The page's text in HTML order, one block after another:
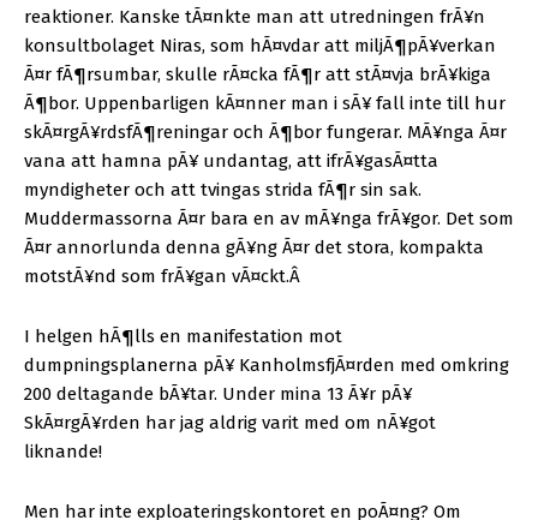
reaktioner. Kanske tÃ¤nkte man att utredningen frÃ¥n
konsultbolaget Niras, som hÃ¤vdar att miljÃ¶pÃ¥verkan
Ã¤r fÃ¶rsumbar, skulle rÃ¤cka fÃ¶r att stÃ¤vja brÃ¥kiga
Ã¶bor. Uppenbarligen kÃ¤nner man i sÃ¥ fall inte till hur
skÃ¤rgÃ¥rdsfÃ¶reningar och Ã¶bor fungerar. MÃ¥nga Ã¤r
vana att hamna pÃ¥ undantag, att ifrÃ¥gasÃ¤tta
myndigheter och att tvingas strida fÃ¶r sin sak.
Muddermassorna Ã¤r bara en av mÃ¥nga frÃ¥gor. Det som
Ã¤r annorlunda denna gÃ¥ng Ã¤r det stora, kompakta
motstÃ¥nd som frÃ¥gan vÃ¤ckt.Â
I helgen hÃ¶lls en manifestation mot
dumpningsplanerna pÃ¥ KanholmsfjÃ¤rden med omkring
200 deltagande bÃ¥tar. Under mina 13 Ã¥r pÃ¥
SkÃ¤rgÃ¥rden har jag aldrig varit med om nÃ¥got
liknande!
Men har inte exploateringskontoret en poÃ¤ng? Om